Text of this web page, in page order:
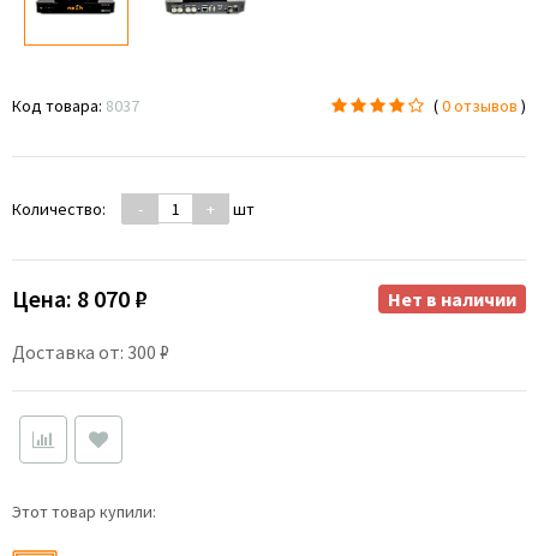
Код товара: 8037 (0 отзывов )
Количество: - + шт
Цена: 8 070 ₽
Доставка от: 300 ₽
Нет в наличии
Этот товар купили: